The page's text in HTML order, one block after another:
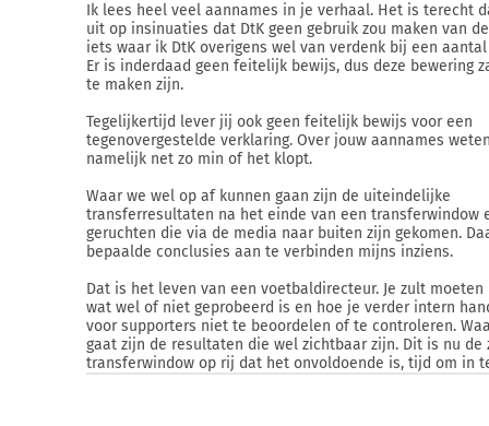
Ik lees heel veel aannames in je verhaal. Het is terecht
uit op insinuaties dat DtK geen gebruik zou maken van
iets waar ik DtK overigens wel van verdenk bij een
Er is inderdaad geen feitelijk bewijs, dus deze bewering
te maken zijn.
Tegelijkertijd lever jij ook geen feitelijk bewijs voor een
tegenovergestelde verklaring. Over jouw aannames
namelijk net zo min of het klopt.
Waar we wel op af kunnen gaan zijn de uiteindelijke
transferresultaten na het einde van een transferwindow
geruchten die via de media naar buiten zijn gekomen.
bepaalde conclusies aan te verbinden mijns inziens.
Dat is het leven van een voetbaldirecteur. Je zult moeten
wat wel of niet geprobeerd is en hoe je verder intern
voor supporters niet te beoordelen of te controleren.
gaat zijn de resultaten die wel zichtbaar zijn. Dit is nu de
transferwindow op rij dat het onvoldoende is, tijd om in